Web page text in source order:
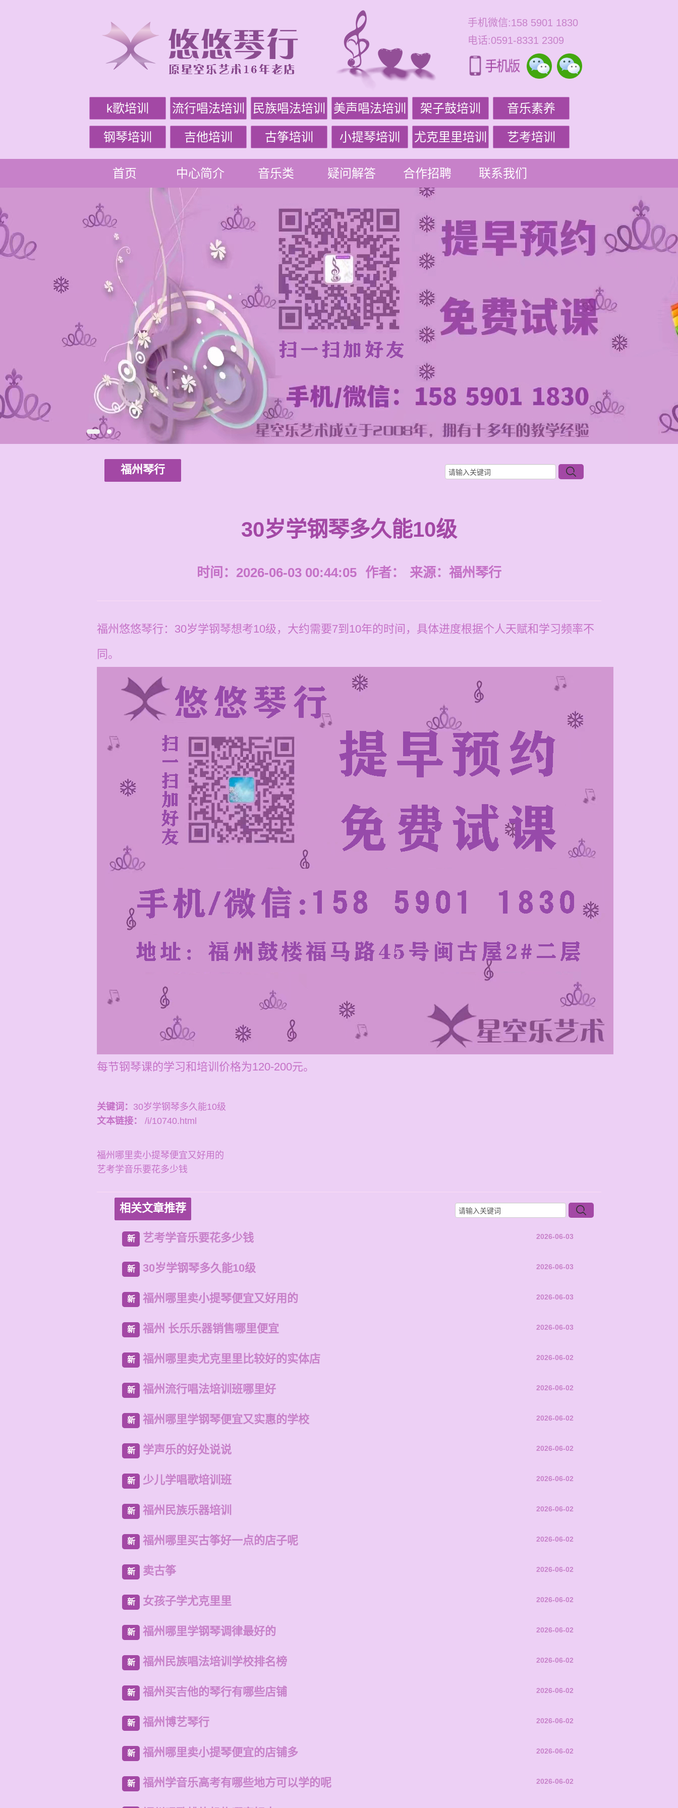
手机微信:158 5901 1830
电话:0591-8331 2309
k歌培训 流行唱法培训 民族唱法培训 美声唱法培训 架子鼓培训 音乐素养
钢琴培训 吉他培训 古筝培训 小提琴培训 尤克里里培训 艺考培训
首页 中心简介 音乐类 疑问解答 合作招聘 联系我们
福州琴行
30岁学钢琴多久能10级
时间：2026-06-03 00:44:05 作者： 来源： 福州琴行
福州悠悠琴行：30岁学钢琴想考10级，大约需要7到10年的时间，具体进度根据个人天赋和学习频率不
同。
每节钢琴课的学习和培训价格为120-200元。
关键词： 30岁学钢琴多久能10级
文本链接：
/i/10740.html
福州哪里卖小提琴便宜又好用的
艺考学音乐要花多少钱
相关文章推荐
新 艺考学音乐要花多少钱 2026-06-03
新 30岁学钢琴多久能10级 2026-06-03
新 福州哪里卖小提琴便宜又好用的 2026-06-03
新 福州 长乐乐器销售哪里便宜 2026-06-03
新 福州哪里卖尤克里里比较好的实体店 2026-06-02
新 福州流行唱法培训班哪里好 2026-06-02
新 福州哪里学钢琴便宜又实惠的学校 2026-06-02
新 学声乐的好处说说 2026-06-02
新 少儿学唱歌培训班 2026-06-02
新 福州民族乐器培训 2026-06-02
新 福州哪里买古筝好一点的店子呢 2026-06-02
新 卖古筝 2026-06-02
新 女孩子学尤克里里 2026-06-02
新 福州哪里学钢琴调律最好的 2026-06-02
新 福州民族唱法培训学校排名榜 2026-06-02
新 福州买吉他的琴行有哪些店铺 2026-06-02
新 福州博艺琴行 2026-06-02
新 福州哪里卖小提琴便宜的店铺多 2026-06-02
新 福州学音乐高考有哪些地方可以学的呢 2026-06-02